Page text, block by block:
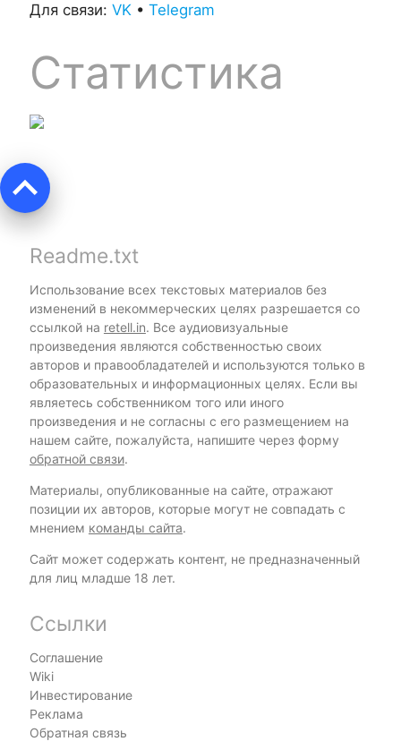
Для связи: VK• Telegram
Статистика
keyboard_arrow_up
Readme.txt
Использование всех текстовых материалов без
изменений в некоммерческих целях разрешается со
ссылкой на retell.in. Все аудиовизуальные
произведения являются собственностью своих
авторов и правообладателей и используются только в
образовательных и информационных целях. Если вы
являетесь собственником того или иного
произведения и не согласны с его размещением на
нашем сайте, пожалуйста, напишите через форму
обратной связи.
Материалы, опубликованные на сайте, отражают
позиции их авторов, которые могут не совпадать с
мнением команды сайта.
Сайт может содержать контент, не предназначенный
для лиц младше 18 лет.
Ссылки
Соглашение
Wiki
Инвестирование
Реклама
Обратная связь